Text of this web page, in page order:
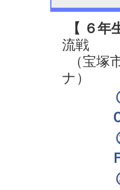
【 ６年
流戦
（宝塚
ナ）